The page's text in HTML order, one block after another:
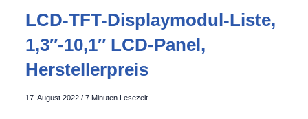
LCD-TFT-Displaymodul-Liste,
1,3″-10,1″ LCD-Panel,
Herstellerpreis
17. August 2022 / 7 Minuten Lesezeit